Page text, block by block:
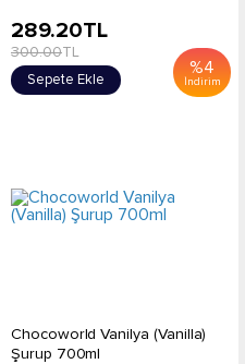
%4
İndirim
289.20TL
300.00TL
Sepete Ekle
Chocoworld Vanilya (Vanilla)
Şurup 700ml